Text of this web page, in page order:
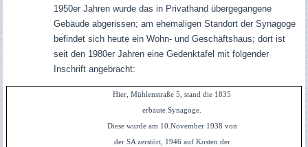
1950er Jahren wurde das in Privathand übergegangene
Gebäude abgerissen; am ehemaligen Standort der Synagoge
befindet sich heute ein Wohn- und Geschäftshaus; dort ist
seit den 1980er Jahren eine Gedenktafel mit folgender
Inschrift angebracht:
Hier, Mühlenstraße 5, stand die 1835
erbaute Synagoge.
Diese wurde am 10.November 1938 von
der SA zerstört, 1946 auf Kosten der